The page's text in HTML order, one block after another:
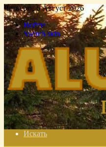
Четверг , 6 Август 2026
Войти
Switch skin
Искать